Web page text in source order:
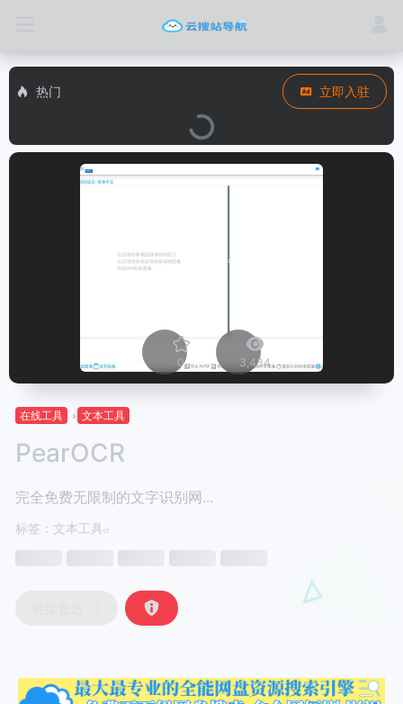
热门 立即入驻
0 3,434
在线工具 文本工具
PearOCR
完全免费无限制的文字识别网...
标签： 文本工具